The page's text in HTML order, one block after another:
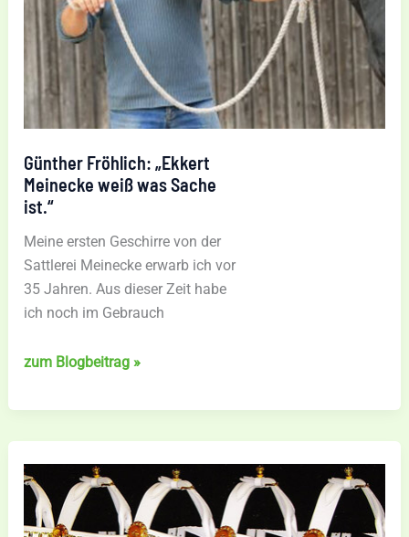
Günther Fröhlich: „Ekkert
Meinecke weiß was Sache
ist.“
Meine ersten Geschirre von der
Sattlerei Meinecke erwarb ich vor
35 Jahren. Aus dieser Zeit habe
ich noch im Gebrauch
Günther
„Ekkert
was
Sache
ist.“
zum Blogbeitrag »